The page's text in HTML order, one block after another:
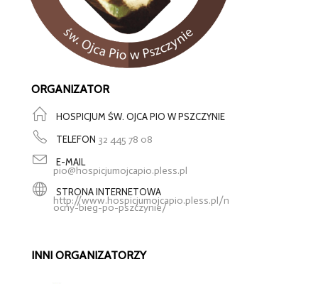
ORGANIZATOR
HOSPICJUM ŚW. OJCA PIO W PSZCZYNIE
TELEFON 32 445 78 08
E-MAIL
pio@hospicjumojcapio.pless.pl
STRONA INTERNETOWA
http://www.hospicjumojcapio.pless.pl/n
ocny-bieg-po-pszczynie/
INNI ORGANIZATORZY